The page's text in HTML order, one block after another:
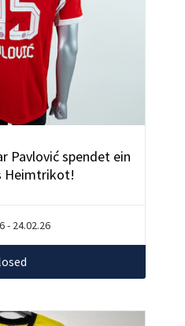
Pavlović spendet ein
Heimtrikot!
- 24.02.26